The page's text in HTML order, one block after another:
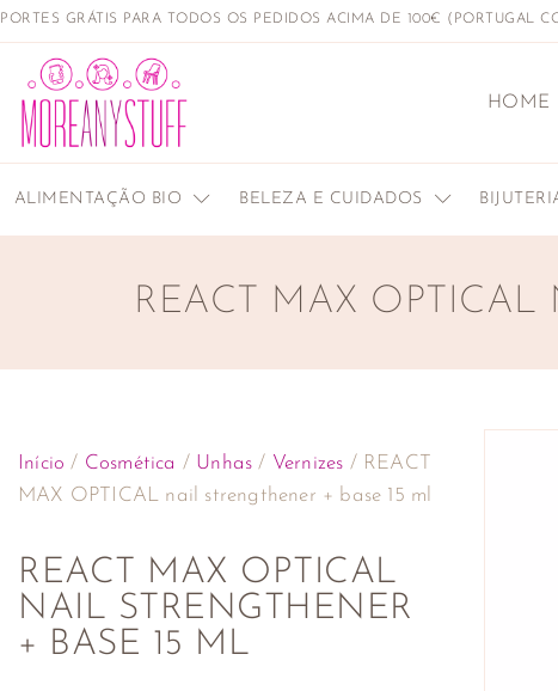
PORTES GRÁTIS PARA TODOS OS PEDIDOS ACIMA DE 100€ (PORTUGAL
HOME
ALIMENTAÇÃO BIO BELEZA E CUIDADOS
REACT MAX OPTICAL
Início / Cosmética / Unhas / Vernizes / REACT
MAX OPTICAL nail strengthener + base 15 ml
REACT MAX OPTICAL
NAIL STRENGTHENER
+ BASE 15 ML